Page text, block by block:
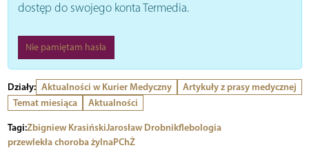
dostęp do swojego konta Termedia.
Nie pamiętam hasła
Działy: Aktualności w Kurier Medyczny
Artykuły z prasy medycznej
Temat miesiąca
Aktualności
Tagi:Zbigniew KrasińskiJarosław Drobnikflebologia
przewlekła choroba żylnaPChŻ